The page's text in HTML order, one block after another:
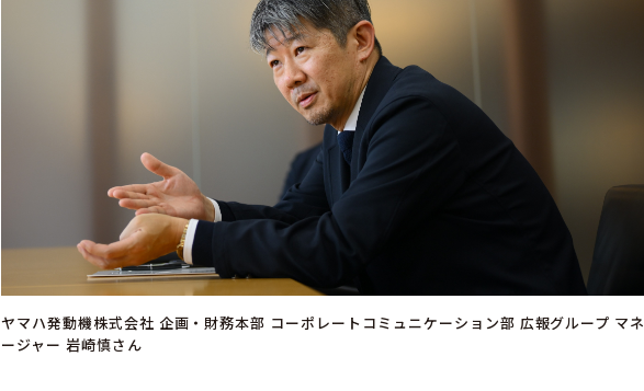
ヤマハ発動機株式会社 企画・財務本部 コーポレートコミュニケーション部 広報グループ マネ
ージャー 岩崎慎さん